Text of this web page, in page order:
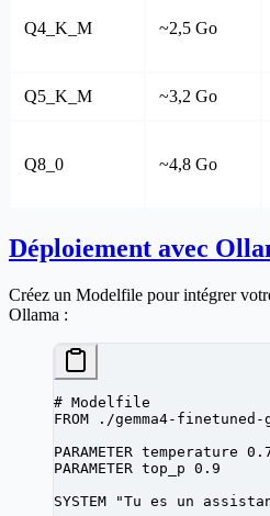
Q4_K_M ~2,5 Go
Q5_K_M ~3,2 Go
Q8_0 ~4,8 Go
Déploiement avec
Créez un Modelfile pour intégrer
Ollama :
# Modelfile
FROM ./gemma4-finetuned-
PARAMETER temperature
PARAMETER top_p 0.9
SYSTEM
"Tu es un